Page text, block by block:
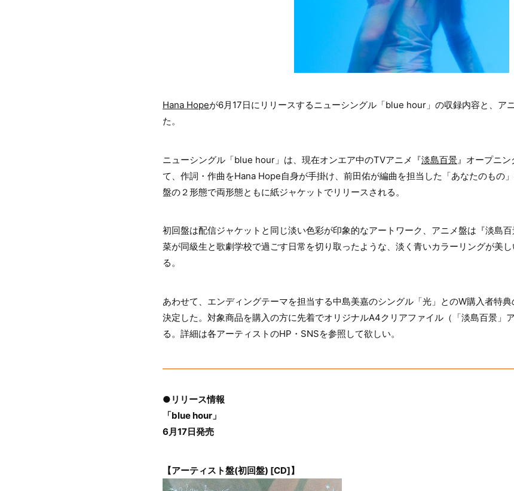
Hana Hopeが6月17日にリリースするニューシングル「blue hour」の収録内容と、ア
た。
ニューシングル「blue hour」は、現在オンエア中のTVアニメ『淡島百景 』オープニ
て、作詞・作曲をHana Hope自身が手掛け、前田佑が編曲を担当した「あなたのもの
盤の２形態で両形態ともに紙ジャケットでリリースされる。
初回盤は配信ジャケットと同じ淡い色彩が印象的なアートワーク、アニメ盤は『淡島
菜が同級生と歌劇学校で過ごす日常を切り取ったような、淡く青いカラーリングが美
る。
あわせて、エンディングテーマを担当する中島美嘉のシングル「光」とのW購入者特
決定した。対象商品を購入の方に先着でオリジナルA4クリアファイル（「淡島百景」
る。詳細は各アーティストのHP・SNSを参照して欲しい。
●リリース情報
「blue hour」
6月17日発売
【アーティスト盤(初回盤) [CD]】